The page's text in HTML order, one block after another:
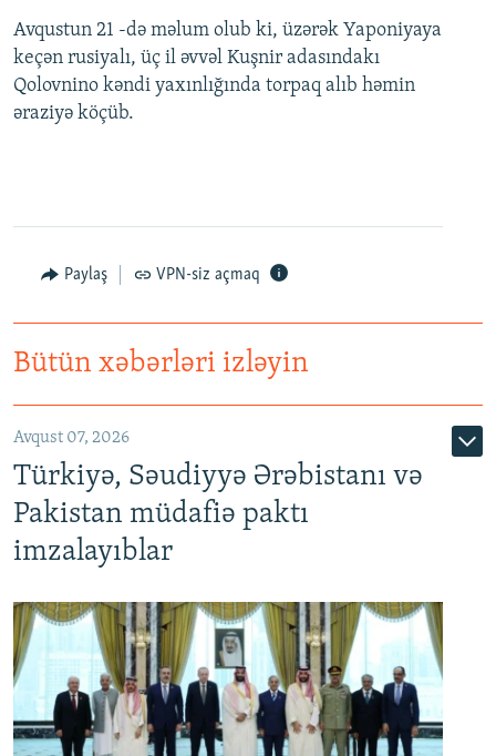
Avqustun 21 -də məlum olub ki, üzərək Yaponiyaya
keçən rusiyalı, üç il əvvəl Kuşnir adasındakı
Qolovnino kəndi yaxınlığında torpaq alıb həmin
əraziyə köçüb.
Paylaş VPN-siz açmaq
Bütün xəbərləri izləyin
Avqust 07, 2026
Türkiyə, Səudiyyə Ərəbistanı və
Pakistan müdafiə paktı
imzalayıblar